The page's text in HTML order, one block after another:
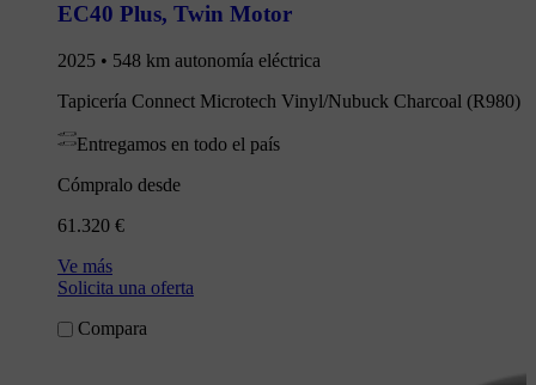
EC40 Plus, Twin Motor
2025 • 548 km autonomía eléctrica
Tapicería Connect Microtech Vinyl/Nubuck Charcoal (R980)
Entregamos en todo el país
Cómpralo desde
61.320 €
Ve más
Solicita una oferta
Compara